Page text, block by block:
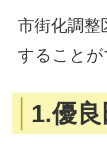
市街化調整
することが
1.優